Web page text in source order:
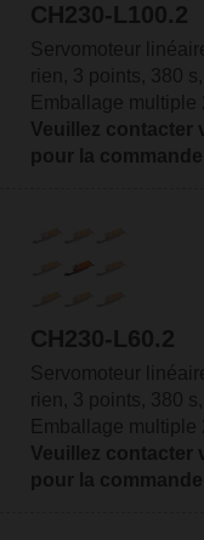
CH230-L100.2
Servomoteur
rien, 3 points, 380
Emballage multiple
Veuillez contacter
pour la
CH230-L60.2
Servomoteur
rien, 3 points, 380
Emballage multiple
Veuillez contacter
pour la